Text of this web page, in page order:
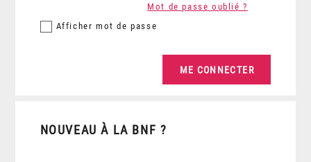
Afficher mot de passe
Mot de passe oublié ?
NOUVEAU À LA BNF ?